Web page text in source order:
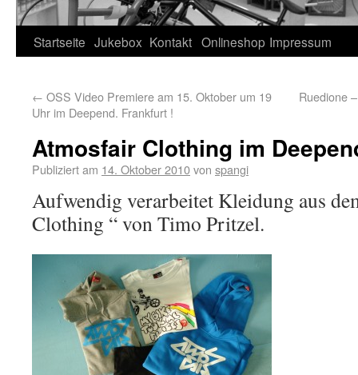
Startseite Jukebox Kontakt Onlineshop Impressum
← OSS Video Premiere am 15. Oktober um 19
Uhr im Deepend. Frankfurt !
Ruedione
Atmosfair Clothing im
Publiziert am 14. Oktober 2010von spangi
Aufwendig verarbeitet Kleidung aus
Clothing “ von Timo Pritzel.